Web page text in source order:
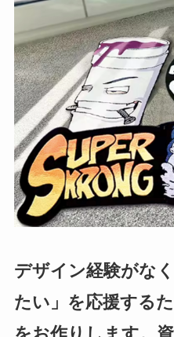
デザイン経験がな
たい」を応援する